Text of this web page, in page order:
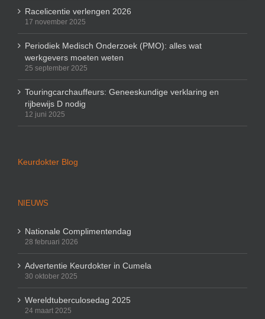
Racelicentie verlengen 2026
17 november 2025
Periodiek Medisch Onderzoek (PMO): alles wat
werkgevers moeten weten
25 september 2025
Touringcarchauffeurs: Geneeskundige verklaring en
rijbewijs D nodig
12 juni 2025
Keurdokter Blog
NIEUWS
Nationale Complimentendag
28 februari 2026
Advertentie Keurdokter in Cumela
30 oktober 2025
Wereldtuberculosedag 2025
24 maart 2025